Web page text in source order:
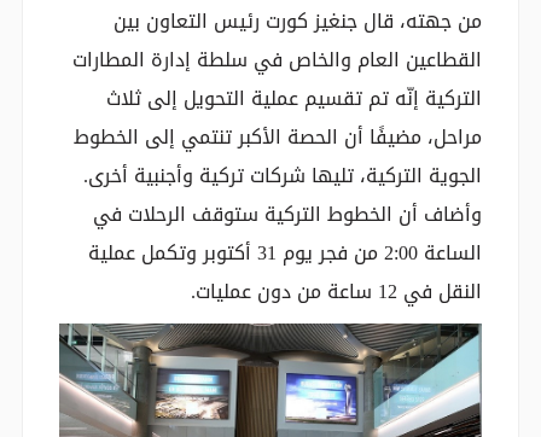
من جهته، قال جنغيز كورت رئيس التعاون بين
القطاعين العام والخاص في سلطة إدارة المطارات
التركية إنّه تم تقسيم عملية التحويل إلى ثلاث
مراحل، مضيفًا أن الحصة الأكبر تنتمي إلى الخطوط
الجوية التركية، تليها شركات تركية وأجنبية أخرى.
وأضاف أن الخطوط التركية ستوقف الرحلات في
الساعة 2:00 من فجر يوم 31 أكتوبر وتكمل عملية
النقل في 12 ساعة من دون عمليات.